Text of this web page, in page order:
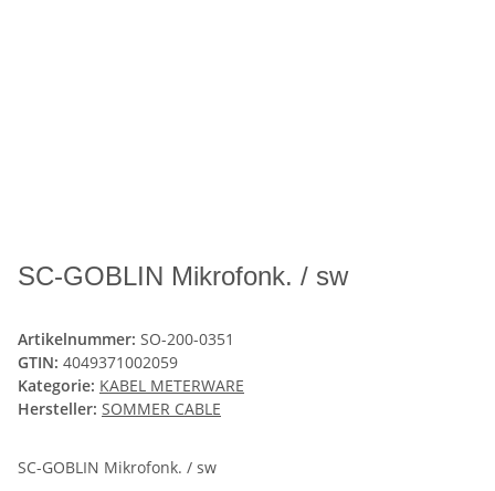
SC-GOBLIN Mikrofonk. / sw
Artikelnummer: SO-200-0351
GTIN: 4049371002059
Kategorie: KABEL METERWARE
Hersteller: SOMMER CABLE
SC-GOBLIN Mikrofonk. / sw